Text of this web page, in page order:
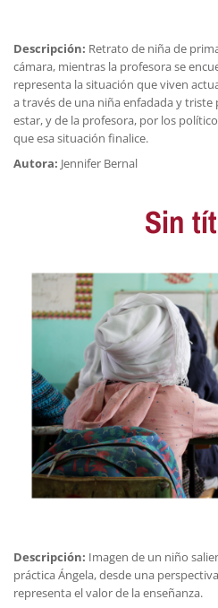
Descripción: Retrato de niña de
cámara, mientras la profesora se
representa la situación que viven
a través de una niña enfadada y
estar, y de la profesora, por los
que esa situación finalice.
Autora: Jennifer Bernal
Sin
Descripción: Imagen de un niño
práctica Ángela, desde una
representa el valor de la enseñanza.